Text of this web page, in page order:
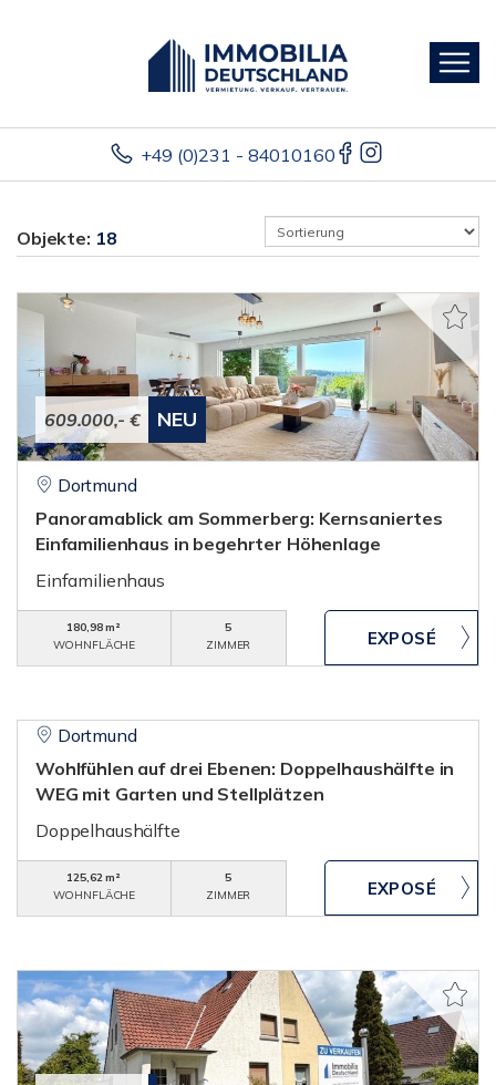
+49 (0)231 - 84010160
Objekte: 18
609.000,- € NEU
Dortmund
Panoramablick am Sommerberg: Kernsaniertes
Einfamilienhaus in begehrter Höhenlage
Einfamilienhaus
180,98 m²
WOHNFLÄCHE
5
ZIMMER
Dortmund
Wohlfühlen auf drei Ebenen: Doppelhaushälfte in
WEG mit Garten und Stellplätzen
Doppelhaushälfte
125,62 m²
WOHNFLÄCHE
5
ZIMMER